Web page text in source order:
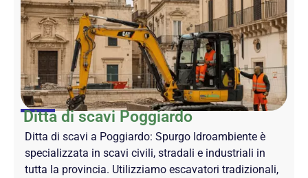
Ditta di scavi Poggiardo
Ditta di scavi a Poggiardo: Spurgo Idroambiente è
specializzata in scavi civili, stradali e industriali in
tutta la provincia. Utilizziamo escavatori tradizionali,